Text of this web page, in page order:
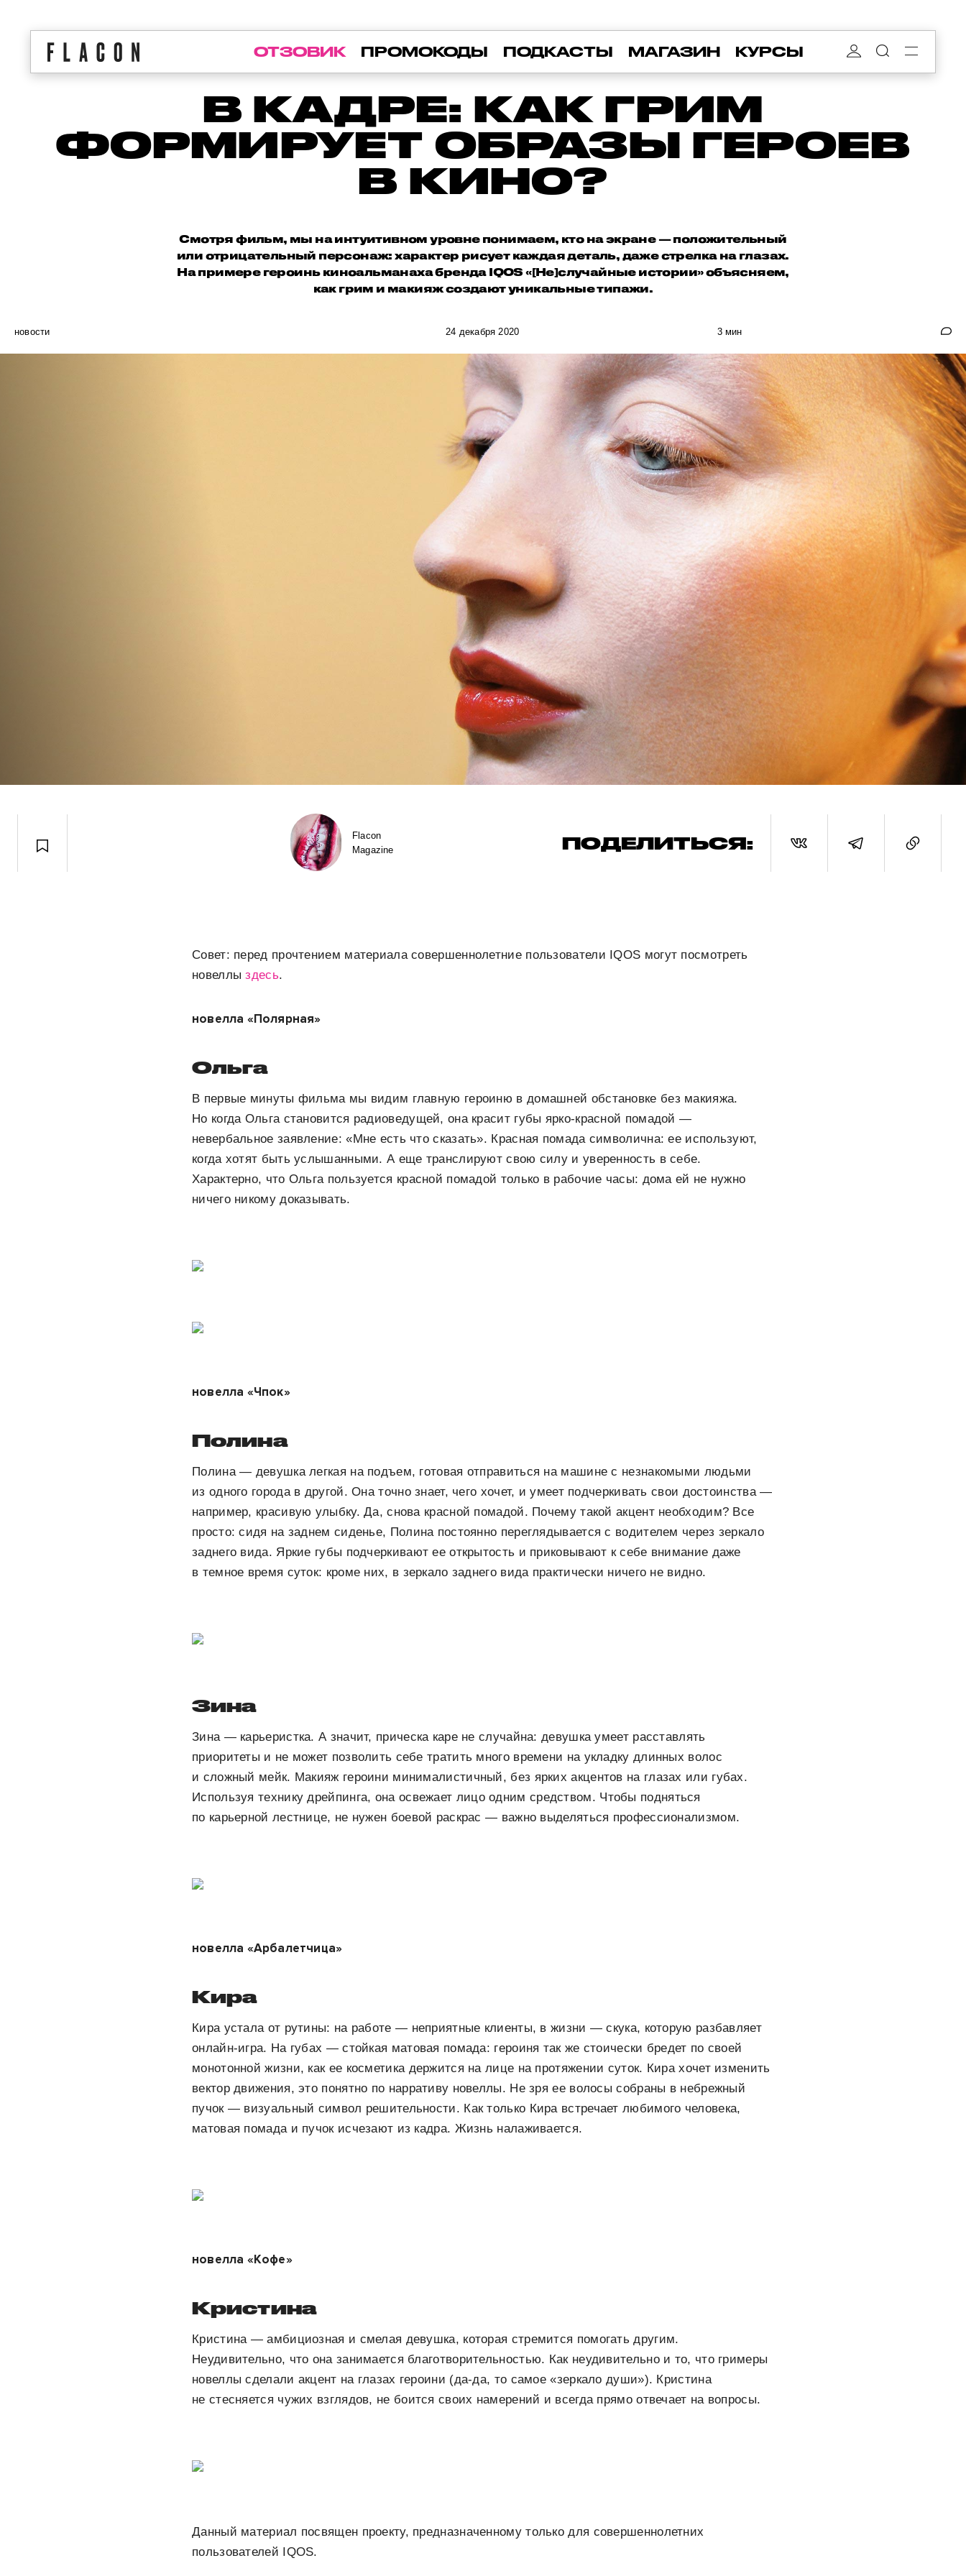
ОТЗОВИК ПРОМОКОДЫ ПОДКАСТЫ МАГАЗИН КУРСЫ
В КАДРЕ: КАК ГРИМ
ФОРМИРУЕТ ОБРАЗЫ ГЕРОЕВ
В КИНО?
Смотря фильм, мы на интуитивном уровне понимаем, кто на экране — положительный
или отрицательный персонаж: характер рисует каждая деталь, даже стрелка на глазах.
На примере героинь киноальманаха бренда IQOS «[Не]случайные истории» объясняем,
как грим и макияж создают уникальные типажи.
новости 24 декабря 2020 3 мин
Flacon
Magazine
ПОДЕЛИТЬСЯ:
Совет: перед прочтением материала совершеннолетние пользователи IQOS могут посмотреть
новеллыздесь.
новелла «Полярная»
Ольга
В первые минуты фильма мы видим главную героиню в домашней обстановке без макияжа.
Но когда Ольга становится радиоведущей, она красит губы ярко-красной помадой —
невербальное заявление: «Мне есть что сказать». Красная помада символична: ее используют,
когда хотят быть услышанными. А еще транслируют свою силу и уверенность в себе.
Характерно, что Ольга пользуется красной помадой только в рабочие часы: дома ей не нужно
ничего никому доказывать.
новелла «Чпок»
Полина
Полина — девушка легкая на подъем, готовая отправиться на машине с незнакомыми людьми
из одного города в другой. Она точно знает, чего хочет, и умеет подчеркивать свои достоинства —
например, красивую улыбку. Да, снова красной помадой. Почему такой акцент необходим? Все
просто: сидя на заднем сиденье, Полина постоянно переглядывается с водителем через зеркало
заднего вида. Яркие губы подчеркивают ее открытость и приковывают к себе внимание даже
в темное время суток: кроме них, в зеркало заднего вида практически ничего не видно.
Зина
Зина — карьеристка. А значит, прическа каре не случайна: девушка умеет расставлять
приоритеты и не может позволить себе тратить много времени на укладку длинных волос
и сложный мейк. Макияж героини минималистичный, без ярких акцентов на глазах или губах.
Используя техникудрейпинга, она освежает лицо одним средством. Чтобы подняться
по карьерной лестнице, не нужен боевой раскрас — важно выделяться профессионализмом.
новелла «Арбалетчица»
Кира
Кира устала от рутины: на работе — неприятные клиенты, в жизни — скука, которую разбавляет
онлайн-игра. На губах — стойкая матовая помада: героиня так же стоически бредет по своей
монотонной жизни, как ее косметика держится на лице на протяжении суток. Кира хочет изменить
вектор движения, это понятно по нарративу новеллы. Не зря ее волосы собраны в небрежный
пучок — визуальный символ решительности. Как только Кира встречает любимого человека,
матовая помада и пучок исчезают из кадра. Жизнь налаживается.
новелла «Кофе»
Кристина
Кристина — амбициозная и смелая девушка, которая стремится помогать другим.
Неудивительно, что она занимается благотворительностью. Как неудивительно и то, что гримеры
новеллы сделали акцент на глазах героини (да-да, то самое «зеркало души»). Кристина
не стесняется чужих взглядов, не боится своих намерений и всегда прямо отвечает на вопросы.
Данный материал посвящен проекту, предназначенному только для совершеннолетних
пользователей IQOS.